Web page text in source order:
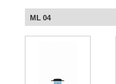
ML 04